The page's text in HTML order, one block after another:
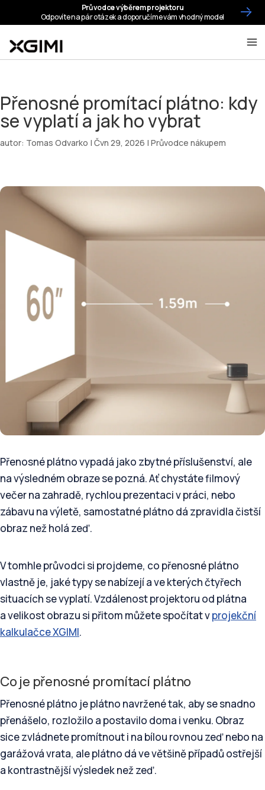
Přenosné promítací plátno: kdy
se vyplatí a jak ho vybrat
autor: Tomas Odvarko | Čvn 29, 2026 | Průvodce nákupem
Přenosné plátno vypadá jako zbytné příslušenství, ale
na výsledném obraze se pozná. Ať chystáte filmový
večer na zahradě, rychlou prezentaci v práci, nebo
zábavu na výletě, samostatné plátno dá zpravidla čistší
obraz než holá zeď.
V tomhle průvodci si projdeme, co přenosné plátno
vlastně je, jaké typy se nabízejí a ve kterých čtyřech
situacích se vyplatí. Vzdálenost projektoru od plátna
a velikost obrazu si přitom můžete spočítat vprojekční
kalkulačce XGIMI.
Co je přenosné promítací plátno
Přenosné plátno je plátno navržené tak, aby se snadno
přenášelo, rozložilo a postavilo doma i venku. Obraz
sice zvládnete promítnout i na bílou rovnou zeď nebo na
garážová vrata, ale plátno dá ve většině případů ostřejší
a kontrastnější výsledek než zeď.